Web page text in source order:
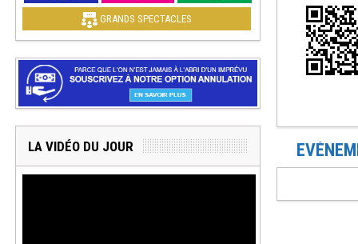
GRANDS SPECTACLES
LA VIDÉO DU JOUR